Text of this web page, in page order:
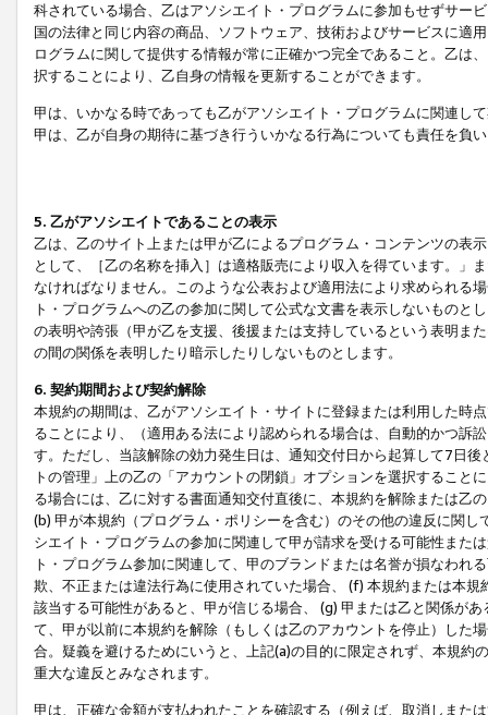
科されている場合、乙はアソシエイト・プログラムに参加もせずサー
国の法律と同じ内容の商品、ソフトウェア、技術およびサービスに適
ログラムに関して提供する情報が常に正確かつ完全であること。乙は
択することにより、乙自身の情報を更新することができます。
甲は、いかなる時であっても乙がアソシエイト・プログラムに関連し
甲は、乙が自身の期待に基づき行ういかなる行為についても責任を負
5. 乙がアソシエイトであることの表示
乙は、乙のサイト上または甲が乙によるプログラム・コンテンツの表
として、［乙の名称を挿入］は適格販売により収入を得ています。」
なければなりません。このような公表および適用法により求められる
ト・プログラムへの乙の参加に関して公式な文書を表示しないもの
の表明や誇張（甲が乙を支援、後援または支持しているという表明ま
の間の関係を表明したり暗示したりしないものとします。
6. 契約期間および契約解除
本規約の期間は、乙がアソシエイト・サイトに登録または利用した時
ることにより、（適用ある法により認められる場合は、自動的かつ訴
す。ただし、当該解除の効力発生日は、通知交付日から起算して7日
トの管理」上の乙の「アカウントの閉鎖」オプションを選択するこ
る場合には、乙に対する書面通知交付直後に、本規約を解除または乙
(b) 甲が本規約（プログラム・ポリシーを含む）のその他の違反に関
シエイト・プログラムの参加に関連して甲が請求を受ける可能性また
ト・プログラム参加に関連して、甲のブランドまたは名誉が損なわれ
欺、不正または違法行為に使用されていた場合、 (f) 本規約または本
該当する可能性があると、甲が信じる場合、 (g) 甲または乙と関係が
て、甲が以前に本規約を解除（もしくは乙のアカウントを停止）した
合。疑義を避けるためにいうと、上記(a)の目的に限定されず、本規
重大な違反とみなされます。
甲は、正確な金額が支払われたことを確認する（例えば、取消しまた